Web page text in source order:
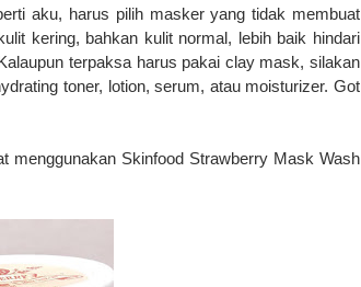
aku, harus pilih masker yang tidak membuat
kering, bahkan kulit normal, lebih baik hindari
terpaksa harus pakai clay mask, silakan
toner, lotion, serum, atau moisturizer. Got
menggunakan Skinfood Strawberry Mask Wash